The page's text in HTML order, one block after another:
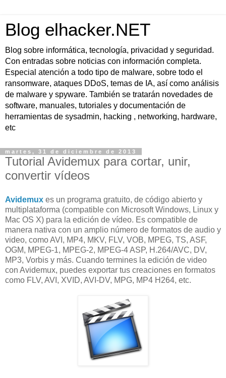
Blog elhacker.NET
Blog sobre informática, tecnología, privacidad y seguridad.
Con entradas sobre noticias con información completa.
Especial atención a todo tipo de malware, sobre todo el
ransomware, ataques DDoS, temas de IA, así como análisis
de malware y spyware. También se tratarán novedades de
software, manuales, tutoriales y documentación de
herramientas de sysadmin, hacking , networking, hardware,
etc
martes, 31 de diciembre de 2013
Tutorial Avidemux para cortar, unir,
convertir vídeos
Avidemux es un programa gratuito, de código abierto y
multiplataforma (compatible con Microsoft Windows, Linux y
Mac OS X) para la edición de vídeo. Es compatible de
manera nativa con un amplio número de formatos de audio y
video, como AVI, MP4, MKV, FLV, VOB, MPEG, TS, ASF,
OGM, MPEG-1, MPEG-2, MPEG-4 ASP, H.264/AVC, DV,
MP3, Vorbis y más. Cuando termines la edición de video
con Avidemux, puedes exportar tus creaciones en formatos
como FLV, AVI, XVID, AVI-DV, MPG, MP4 H264, etc.